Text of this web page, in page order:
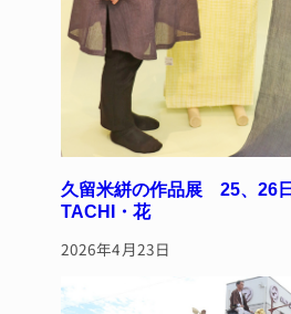
久留米絣の作品展 25、26
TACHI・花
2026年4月23日